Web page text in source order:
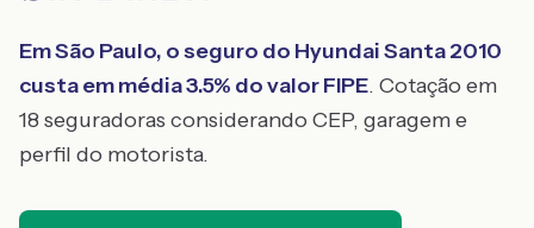
EmSão Paulo, o seguro do HyundaiSanta2010
custa em média3.5% do valor FIPE. Cotação em
18 seguradoras considerando CEP, garagem e
perfil do motorista.